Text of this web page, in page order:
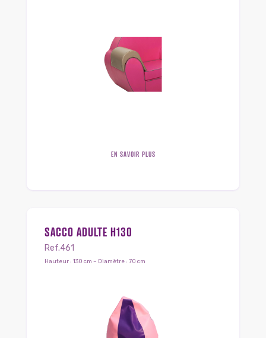
EN SAVOIR PLUS
SACCO ADULTE H130
Ref.461
Hauteur : 130 cm – Diamètre : 70 cm